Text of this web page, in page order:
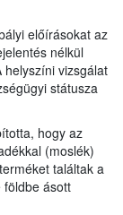
előírásokat az
nélkül
vizsgálat
státusza
hogy az
(moslék)
találtak a
földbe ásott